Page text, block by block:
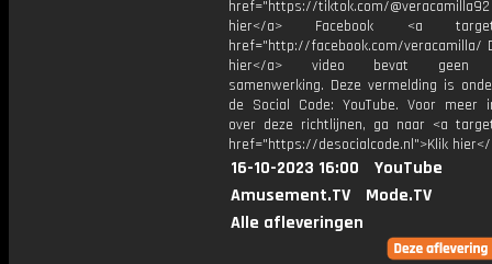
href="https://tiktok.com/
hier</a> Facebook <a
href="http://facebook.com/veracamilla/
hier</a> video bevat geen
samenwerking. Deze vermelding is
de Social Code: YouTube. Voor meer
over deze richtlijnen, ga naar <a
href="https://desocialcode.nl">Klik
16-10-2023 16:00
YouTube
Amusement.TV
Mode.TV
Alle afleveringen